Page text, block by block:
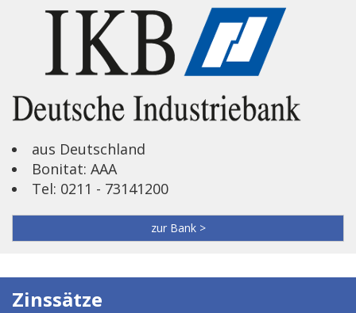
aus Deutschland
Bonitat: AAA
Tel: 0211 - 73141200
zur Bank >
Zinssätze